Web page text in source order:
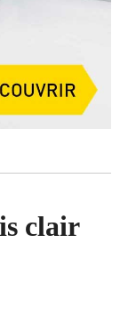
clair